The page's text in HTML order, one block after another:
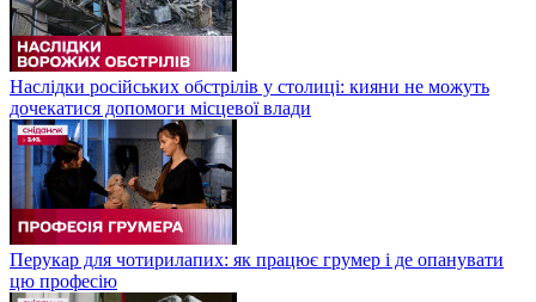
Наслідки російських обстрілів у столиці: кияни не можуть
дочекатися допомоги місцевої влади
Перукар для чотирилапих: як працює грумер і де опанувати
цю професію